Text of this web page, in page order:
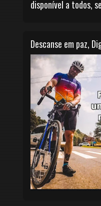
disponível a todos,
Descanse em paz,